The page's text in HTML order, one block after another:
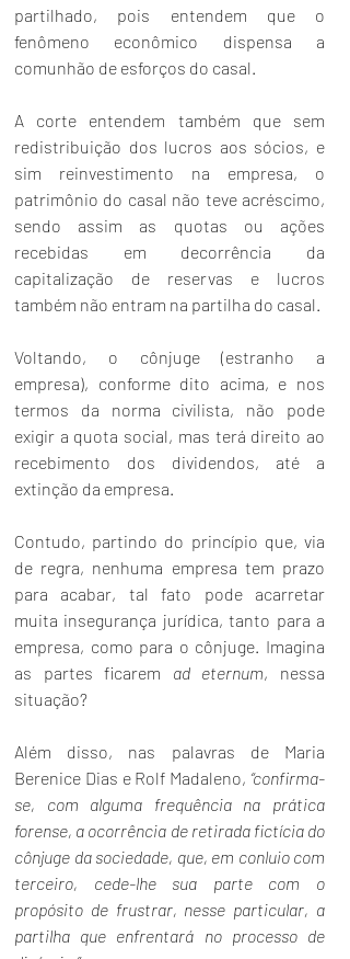
partilhado, pois entendem que o
fenômeno econômico dispensa a
comunhão de esforços do casal.
A corte entendem também que sem
redistribuição dos lucros aos sócios, e
sim reinvestimento na empresa, o
patrimônio do casal não teve acréscimo,
sendo assim as quotas ou ações
recebidas em decorrência da
capitalização de reservas e lucros
também não entram na partilha do casal.
Voltando, o cônjuge (estranho a
empresa), conforme dito acima, e nos
termos da norma civilista, não pode
exigir a quota social, mas terá direito ao
recebimento dos dividendos, até a
extinção da empresa.
Contudo, partindo do princípio que, via
de regra, nenhuma empresa tem prazo
para acabar, tal fato pode acarretar
muita insegurança jurídica, tanto para a
empresa, como para o cônjuge. Imagina
as partes ficarem ad eternum, nessa
situação?
Além disso, nas palavras de Maria
Berenice Dias e Rolf Madaleno, “confirma-
se, com alguma frequência na prática
forense, a ocorrência de retirada fictícia do
cônjuge da sociedade, que, em conluio com
terceiro, cede-lhe sua parte com o
propósito de frustrar, nesse particular, a
partilha que enfrentará no processo de